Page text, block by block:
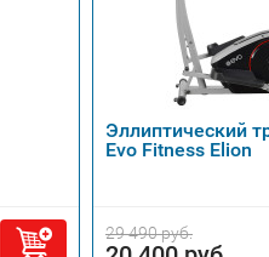
Эллиптический
Evo Fitness Elion
29 490 руб.